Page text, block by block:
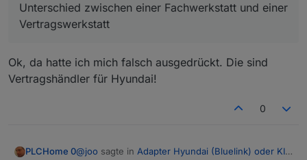
können, ob die 12-V-Batterie hin ist
drum gebeten die 12V Batterie zu checken,
ob die noch gut ist.
Aussage: Ist nur noch zu 1/3 Ok.
anzuschauen, in die Tasche gesteckt und
Und, man glaubt es nicht..... da hat die
Unterschied zwischen einer Fachwerkstatt und einer
Vertragswerkstatt
Ok, da hatte ich mich falsch ausgedrückt. Die sind
Vertragshändler für Hyundai!
0
PLCHome 0@joo sagte in Adapter Hyundai (Bluelink) oder KIA